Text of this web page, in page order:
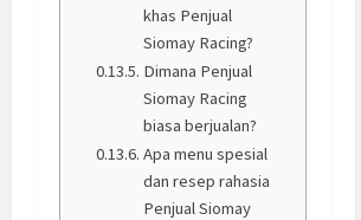
khas Penjual
Siomay Racing?
Dimana Penjual
Siomay Racing
biasa berjualan?
Apa menu spesial
dan resep rahasia
Penjual Siomay